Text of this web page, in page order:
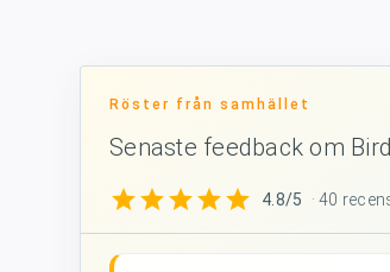
Röster från samhället
Senaste feedback om
starstarstarstarstar 4.8/5 · 40